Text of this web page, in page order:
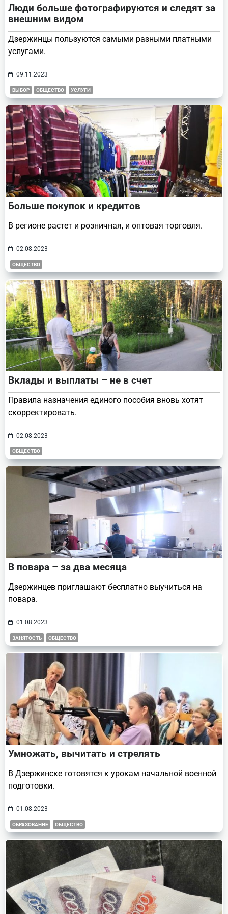
Люди больше фотографируются и следят за
внешним видом
Дзержинцы пользуются самыми разными платными
услугами.
09.11.2023
ВЫБОР ОБЩЕСТВО УСЛУГИ
Больше покупок и кредитов
В регионе растет и розничная, и оптовая торговля.
02.08.2023
ОБЩЕСТВО
Вклады и выплаты – не в счет
Правила назначения единого пособия вновь хотят
скорректировать.
02.08.2023
ОБЩЕСТВО
В повара – за два месяца
Дзержинцев приглашают бесплатно выучиться на
повара.
01.08.2023
ЗАНЯТОСТЬ ОБЩЕСТВО
Умножать, вычитать и стрелять
В Дзержинске готовятся к урокам начальной военной
подготовки.
01.08.2023
ОБРАЗОВАНИЕ ОБЩЕСТВО